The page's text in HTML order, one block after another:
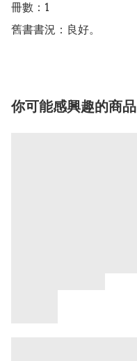
冊數：1
舊書書況：良好。
你可能感興趣的商品